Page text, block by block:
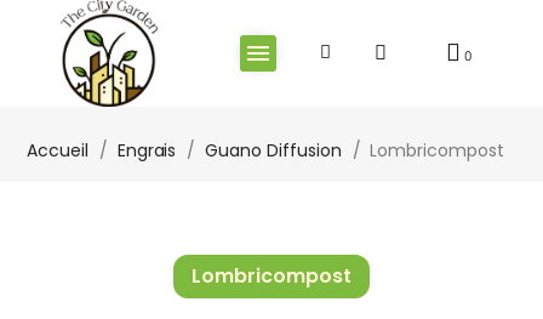
Accueil Engrais Guano Diffusion Lombricompost
Lombricompost